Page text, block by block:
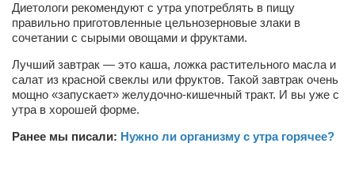
Здоровье
Врач психиатр–нарколог Анплеев А.Б.
Косметологическое отделение КП Сумская
городская клиническая больница №4
Оптика — Медтехника
Тенториум -центр независимых дистрибьюторов
Диетологи рекомендуют с утра употреблять в пищу
правильно приготовленные цельнозерновые злаки в
сочетании с сырыми овощами и фруктами.
Лучший завтрак — это каша, ложка растительного масла и
салат из красной свеклы или фруктов. Такой завтрак очень
мощно «запускает» желудочно-кишечный тракт. И вы уже с
утра в хорошей форме.
Ранее мы писали: Нужно ли организму с утра горячее?